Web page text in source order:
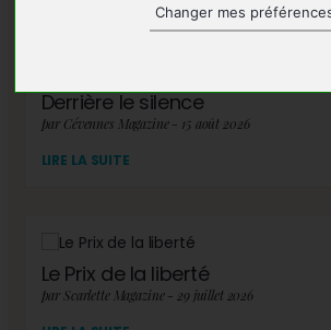
Changer mes
Derrière le silence
par Cévennes Magazine - 15 août 2026
LIRE LA SUITE
Le Prix de la liberté
par Scarlette Magazine - 29 juillet 2026